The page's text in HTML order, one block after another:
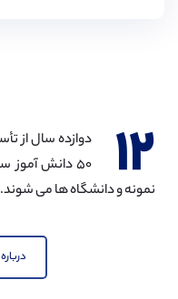
۱۲
۵۰ دانش
نمونه و دانشگاه ها می شوند.